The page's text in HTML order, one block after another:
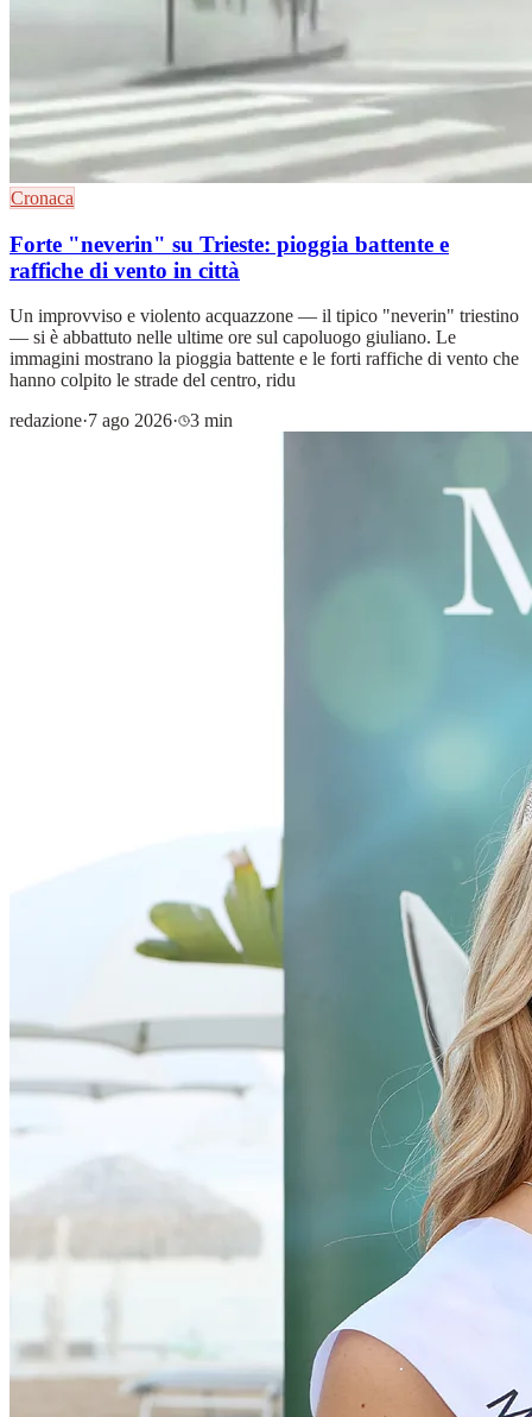
Cronaca
Forte "neverin" su Trieste: pioggia battente e
raffiche di vento in città
Un improvviso e violento acquazzone — il tipico "neverin" triestino
— si è abbattuto nelle ultime ore sul capoluogo giuliano. Le
immagini mostrano la pioggia battente e le forti raffiche di vento che
hanno colpito le strade del centro, ridu
redazione·7 ago 2026· 3 min